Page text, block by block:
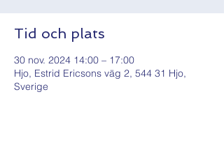
Tid och plats
30 nov. 2024 14:00 – 17:00
Hjo, Estrid Ericsons väg 2, 544 31 Hjo,
Sverige